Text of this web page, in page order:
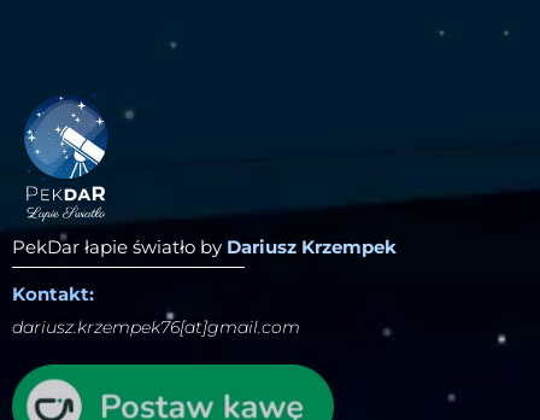
PekDar łapie światło by Dariusz Krzempek
Kontakt:
dariusz.krzempek76[at]gmail.com